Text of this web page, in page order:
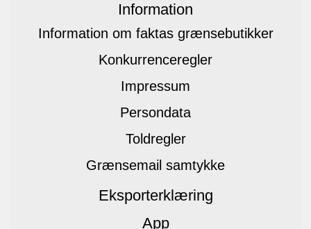
Information
Information om faktas grænsebutikker
Konkurrenceregler
Impressum
Persondata
Toldregler
Grænsemail samtykke
Eksporterklæring
App